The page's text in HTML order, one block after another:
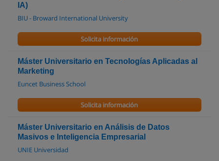
IA)
BIU - Broward International University
Solicita información
Máster Universitario en Tecnologías Aplicadas al
Marketing
Euncet Business School
Solicita información
Máster Universitario en Análisis de Datos
Masivos e Inteligencia Empresarial
UNIE Universidad